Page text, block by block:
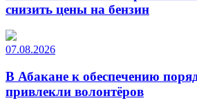
снизить цены на бензин
07.08.2026
В Абакане к обеспечению
привлекли волонтёров